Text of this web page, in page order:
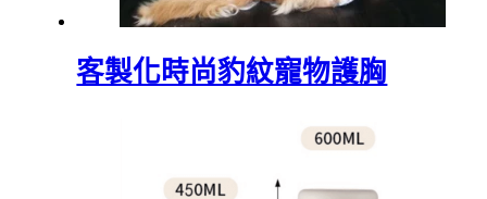
客製化時尚豹紋寵物護胸